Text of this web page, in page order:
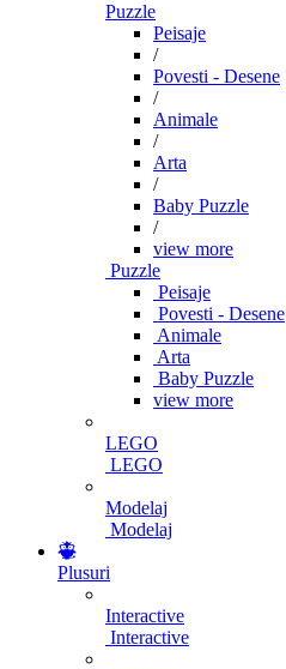
Puzzle
Peisaje
/
Povesti - Desene
/
Animale
/
Arta
/
Baby Puzzle
/
view more
Puzzle
Peisaje
Povesti - Desene
Animale
Arta
Baby Puzzle
view more
LEGO
LEGO
Modelaj
Modelaj
Plusuri
Interactive
Interactive